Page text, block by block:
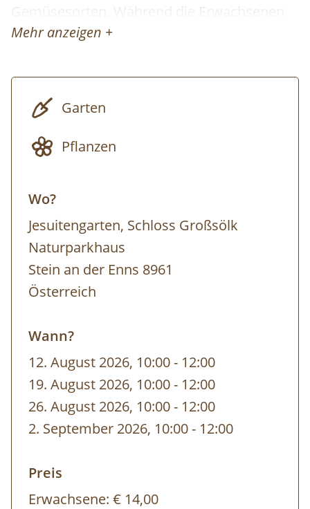
Gemüsesorten. Während die Erwachsenen
an der Kräuterführung mit Martha
Kinderführung einen lustigen Streifzug durch
den Jesuitengarten machen.
Dauer
Kosten : Erwachsene € 14,- | Kinder (6-14
Buche Deine Teilnahme imTicketshop von
Schladming-Dachstein
Mehr anzeigen +
Garten
Pflanzen
Wo?
Jesuitengarten, Schloss Großsölk
Naturparkhaus
Stein an der Enns 8961
Österreich
Wann?
12. August 2026, 10:00- bis
12:00
19. August 2026, 10:00- bis
12:00
26. August 2026, 10:00- bis
12:00
2. September 2026, 10:00- bis
12:00
Preis
Erwachsene: € 14,00